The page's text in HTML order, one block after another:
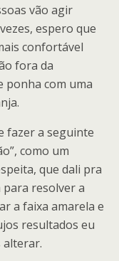
vão agir
espero que
confortável
fora da
ponha com uma
fazer a seguinte
como um
que dali pra
resolver a
a faixa amarela e
resultados eu
alterar.